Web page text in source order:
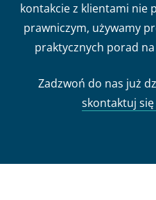
kontakcie z klientami nie
prawniczym, używamy
praktycznych porad
Zadzwoń do nas już
skontaktuj